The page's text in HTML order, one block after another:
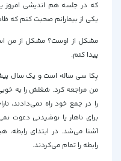
که در جلسه هم اندیشی امروز
یکی از بیمارانم صحبت کنم که
مشکل از اوست؟ مشکل از من
پیدا کنم.
بِکا سی ساله است و یک سال
من مراجعه کرد. شغلش را به
را در جمع خود راه نمی‌دادند،
برای ناهار یا نوشیدنی دعوت
آشنا می‌شد. در ابتدای رابطه،
رابطه را تمام می‌کردند.